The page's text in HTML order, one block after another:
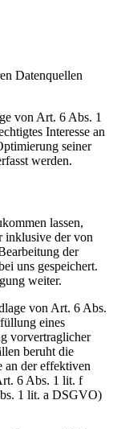
Datenquellen
von Art. 6 Abs. 1
Interesse an
seiner
werden.
lassen,
inklusive der von
der
uns gespeichert.
weiter.
von Art. 6 Abs.
eines
vorvertraglicher
beruht die
an der effektiven
6 Abs. 1 lit. f
1 lit. a DSGVO)